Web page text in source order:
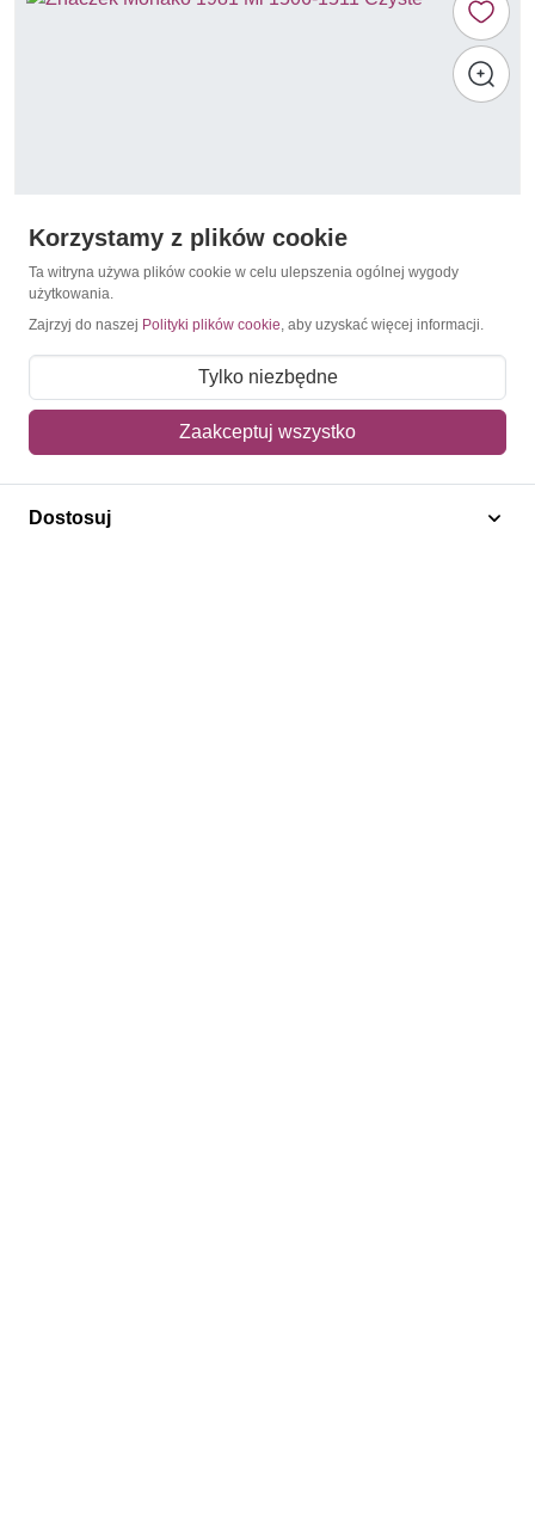
Monako 1981 Mi 1506-1511 Czyste **
36,00 zł
Dodaj do koszyka
Korzystamy z plików cookie
Ta witryna używa plików cookie w celu ulepszenia ogólnej wygody
użytkowania.
Zajrzyj do naszej Polityki plików cookie, aby uzyskać więcej informacji.
Tylko niezbędne
Zaakceptuj wszystko
Dostosuj